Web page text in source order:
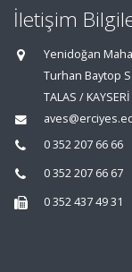
İletişim
Yenidoğan
Turhan Baytop
TALAS / KAYSERİ
0 352 207 66 66
0 352 207 66 67
0 352 437 49 31